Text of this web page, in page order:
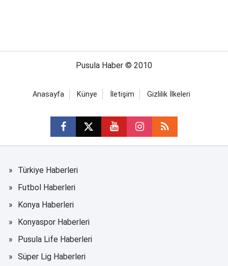
Pusula Haber © 2010
Anasayfa Künye İletişim Gizlilik İlkeleri
Türkiye Haberleri
Futbol Haberleri
Konya Haberleri
Konyaspor Haberleri
Pusula Life Haberleri
Süper Lig Haberleri